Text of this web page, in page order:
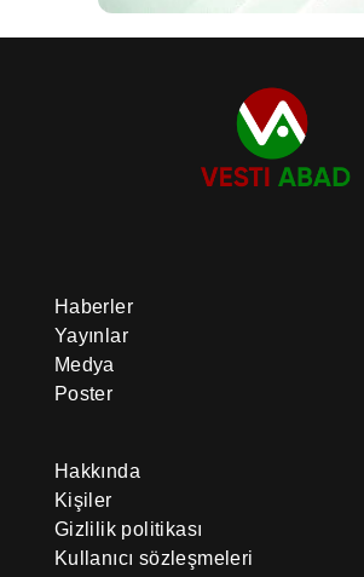
Haberler
Yayınlar
Medya
Poster
Hakkında
Kişiler
Gizlilik politikası
Kullanıcı sözleşmeleri